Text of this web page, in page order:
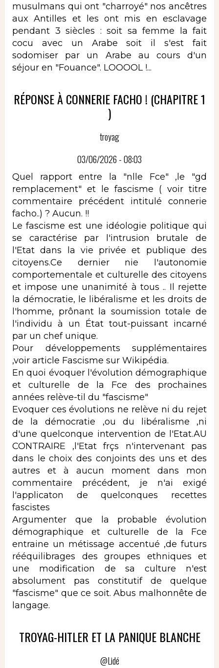
musulmans qui ont "charroyé" nos ancêtres
aux Antilles et les ont mis en esclavage
pendant 3 siècles : soit sa femme la fait
cocu avec un Arabe soit il s'est fait
sodomiser par un Arabe au cours d'un
séjour en "Fouance". LOOOOL !...
RÉPONSE À CONNERIE FACHO ! (CHAPITRE 1
)
troyag
03/06/2026 - 08:03
Quel rapport entre la "nlle Fce" ,le "gd
remplacement" et le fascisme ( voir titre
commentaire précédent intitulé connerie
facho..) ? Aucun. !!
Le fascisme est une idéologie politique qui
se caractérise par l'intrusion brutale de
l'Etat dans la vie privée et publique des
citoyens.Ce dernier nie l'autonomie
comportementale et culturelle des citoyens
et impose une unanimité à tous .. Il rejette
la démocratie, le libéralisme et les droits de
l'homme, prônant la soumission totale de
l'individu à un État tout-puissant incarné
par un chef unique.
Pour développements supplémentaires
,voir article Fascisme sur Wikipédia.
En quoi évoquer l'évolution démographique
et culturelle de la Fce des prochaines
années relève-til du "fascisme"
Evoquer ces évolutions ne relève ni du rejet
de la démocratie ,ou du libéralisme ,ni
d'une quelconque intervention de l'Etat.AU
CONTRAIRE ,l'Etat frçs n'intervenant pas
dans le choix des conjoints des uns et des
autres et à aucun moment dans mon
commentaire précédent, je n'ai exigé
l'applicaton de quelconques recettes
fascistes
Argumenter que la probable évolution
démographique et culturelle de la Fce
entraine un métissage accentué ,de futurs
rééquilibrages des groupes ethniques et
une modification de sa culture n'est
absolument pas constitutif de quelque
"fascisme" que ce soit. Abus malhonnête de
langage.
TROYAG-HITLER ET LA PANIQUE BLANCHE
@Lidé